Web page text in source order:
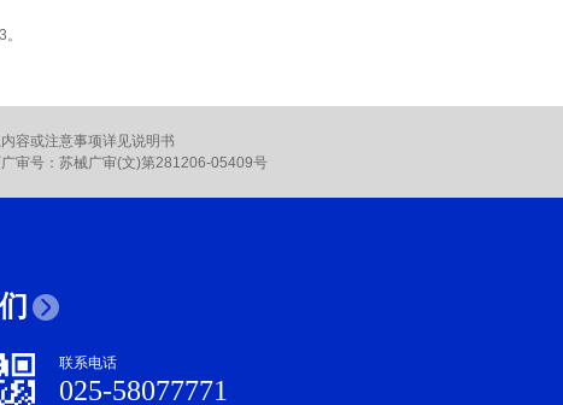
容或注意事项详见说明书
审号：苏械广审(文)第281206-05409号
联系电话
025-58077771